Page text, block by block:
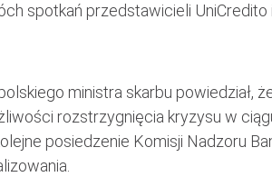
spotkań przedstawicieli
ministra skarbu powiedział,
rozstrzygnięcia kryzysu w
posiedzenie Komisji Nadzoru